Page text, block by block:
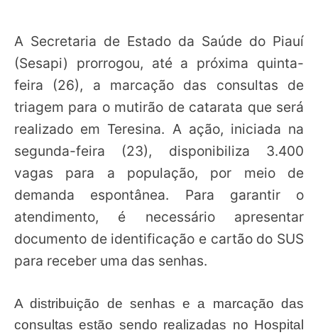
A Secretaria de Estado da Saúde do Piauí
(Sesapi) prorrogou, até a próxima quinta-
feira (26), a marcação das consultas de
triagem para o mutirão de catarata que será
realizado em Teresina. A ação, iniciada na
segunda-feira (23), disponibiliza 3.400
vagas para a população, por meio de
demanda espontânea. Para garantir o
atendimento, é necessário apresentar
documento de identificação e cartão do SUS
para receber uma das senhas.
A distribuição de senhas e a marcação das
consultas estão sendo realizadas no Hospital